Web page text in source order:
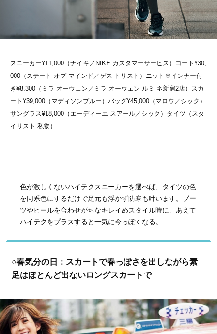
スニーカー¥11,000（ナイキ／NIKE カスタマーサービス）コート¥30,
000（ステート オブ マインド／ゲス トリスト）ニット※インナー付
き¥8,300（ミラ オーウェン／ミラ オーウェン ルミ ネ新宿2店）スカ
ート¥39,000（マディソンブルー）バッグ¥45,000（マロウ／シック）
サングラス¥18,000（エーディーエ スアール／シック）タイツ（スタ
イリスト 私物）
色が激しくないハイテクスニーカーを選べば、タイツの色
を同系色にするだけで足元も浮かず防寒も叶います。ブー
ツやヒールを合わせがちなキレイめスタイル時に、あえて
ハイテクをプラスすると一気に今っぽくなる。
○春気分の日：スカートで春っぽさを出しながら素
足はほとんど出ないロングスカートで